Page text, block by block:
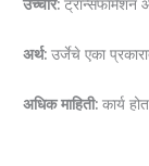
उच्चार: ट्रान्सफॉर्मेशन
अर्थ: उर्जेचे एका
अधिक माहिती: कार्य